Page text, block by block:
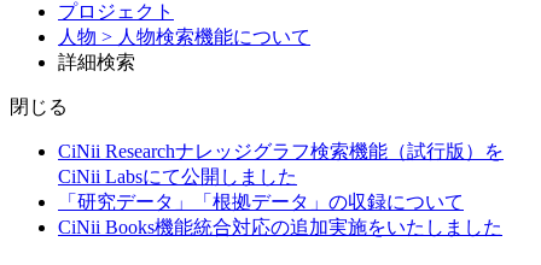
プロジェクト
人物 > 人物検索機能について
詳細検索
閉じる
CiNii Researchナレッジグラフ検索機能（試行版）を
CiNii Labsにて公開しました
「研究データ」「根拠データ」の収録について
CiNii Books機能統合対応の追加実施をいたしました